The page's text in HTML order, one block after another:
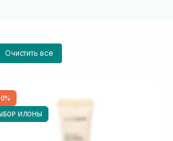
Очистить все
ИЛОНЫ